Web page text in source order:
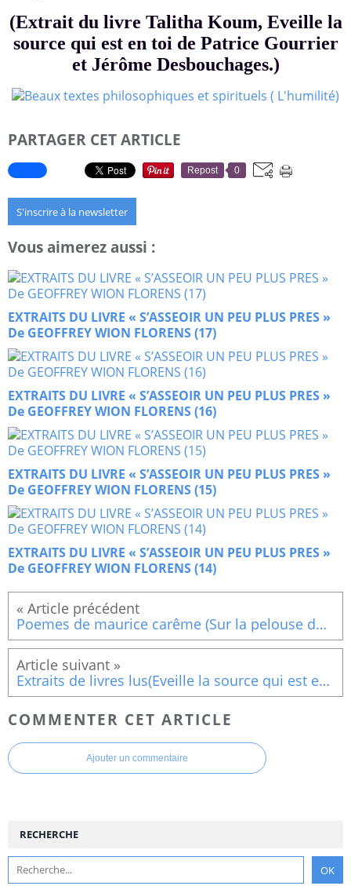
(Extrait du livre Talitha Koum, Eveille la
source qui est en toi de Patrice Gourrier
et Jérôme Desbouchages.)
PARTAGER CET ARTICLE
Repost 0
S'inscrire à la newsletter
Vous aimerez aussi :
EXTRAITS DU LIVRE « S’ASSEOIR UN PEU PLUS PRES »
De GEOFFREY WION FLORENS (17)
EXTRAITS DU LIVRE « S’ASSEOIR UN PEU PLUS PRES »
De GEOFFREY WION FLORENS (16)
EXTRAITS DU LIVRE « S’ASSEOIR UN PEU PLUS PRES »
De GEOFFREY WION FLORENS (15)
EXTRAITS DU LIVRE « S’ASSEOIR UN PEU PLUS PRES »
De GEOFFREY WION FLORENS (14)
Poemes de maurice carême (Sur la pelouse du Parc)
Extraits de livres lus(Eveille la source qui est en toi »)
COMMENTER CET ARTICLE
Ajouter un commentaire
RECHERCHE